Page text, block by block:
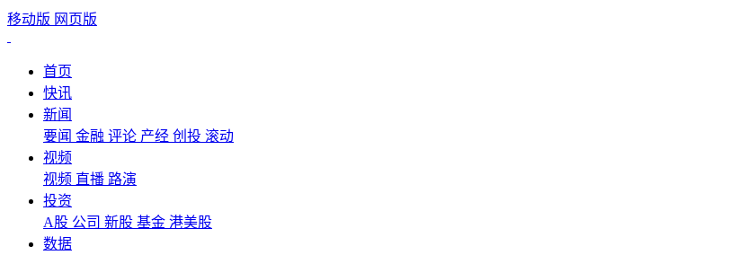
移动版 网页版
首页
快讯
新闻
要闻 金融 评论 产经 创投 滚动
视频
视频 直播 路演
投资
A股 公司 新股 基金 港美股
数据